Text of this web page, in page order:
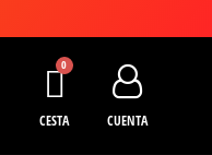
CESTA CUENTA